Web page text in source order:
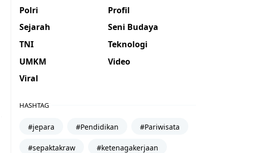
Polri
Profil
Sejarah
Seni Budaya
TNI
Teknologi
UMKM
Video
Viral
HASHTAG
#jepara #Pendidikan #Pariwisata
#sepaktakraw #ketenagakerjaan